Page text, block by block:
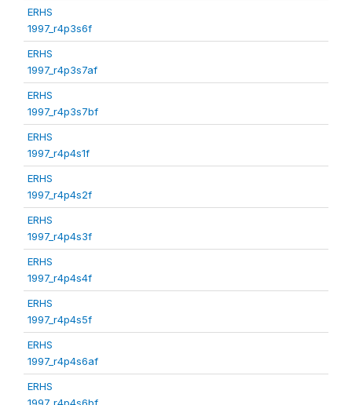
ERHS
1997_r4p3s6f
ERHS
1997_r4p3s7af
ERHS
1997_r4p3s7bf
ERHS
1997_r4p4s1f
ERHS
1997_r4p4s2f
ERHS
1997_r4p4s3f
ERHS
1997_r4p4s4f
ERHS
1997_r4p4s5f
ERHS
1997_r4p4s6af
ERHS
1997_r4p4s6bf